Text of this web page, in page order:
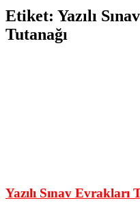
Etiket: Yazılı
Tutanağı
Yazılı Sınav Evrakları